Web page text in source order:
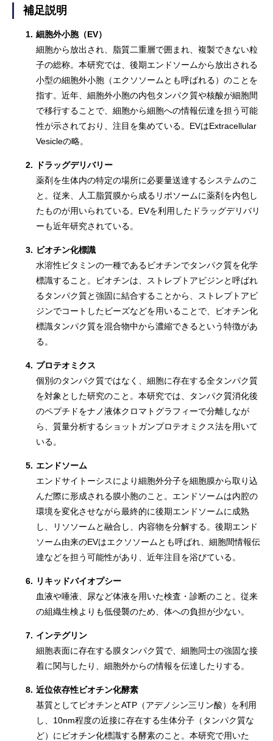
補足説明
1. 細胞外小胞（EV）
細胞から放出され、脂質二重層で囲まれ、複製できない粒
子の総称。本研究では、後期エンドソームから放出される
小型の細胞外小胞（エクソソームとも呼ばれる）のことを
指す。近年、細胞外小胞の内包タンパク質や核酸が細胞間
で移行することで、細胞から細胞への情報伝達を担う可能
性が示されており、注目を集めている。EVはExtracellular
Vesicleの略。
2.
ドラッグデリバリー
薬剤を生体内の特定の場所に必要量送達するシステムのこ
と。従来、人工脂質膜から成るリポソームに薬剤を内包し
たものが用いられている。EVを利用したドラッグデリバリ
ーも近年研究されている。
3. ビオチン化標識
水溶性ビタミンの一種であるビオチンでタンパク質を化学
標識すること。ビオチンは、ストレプトアビジンと呼ばれ
るタンパク質と強固に結合することから、ストレプトアビ
ジンでコートしたビーズなどを用いることで、ビオチン化
標識タンパク質を混合物中から濃縮できるという特徴があ
る。
4. プロテオミクス
個別のタンパク質ではなく、細胞に存在する全タンパク質
を対象とした研究のこと。本研究では、タンパク質消化後
のペプチドをナノ液体クロマトグラフィーで分離しなが
ら、質量分析するショットガンプロテオミクス法を用いて
いる。
5. エンドソーム
エンドサイトーシスにより細胞外分子を細胞膜から取り込
んだ際に形成される膜小胞のこと。エンドソームは内腔の
環境を変化させながら最終的に後期エンドソームに成熟
し、リソソームと融合し、内容物を分解する。後期エンド
ソーム由来のEVはエクソソームとも呼ばれ、細胞間情報伝
達などを担う可能性があり、近年注目を浴びている。
6. リキッドバイオプシー
血液や唾液、尿など体液を用いた検査・診断のこと。従来
の組織生検よりも低侵襲のため、体への負担が少ない。
7. インテグリン
細胞表面に存在する膜タンパク質で、細胞同士の強固な接
着に関与したり、細胞外からの情報を伝達したりする。
8. 近位依存性ビオチン化酵素
基質としてビオチンとATP（アデノシン三リン酸）を利用
し、10nm程度の近接に存在する生体分子（タンパク質な
ど）にビオチン化標識する酵素のこと。本研究で用いた